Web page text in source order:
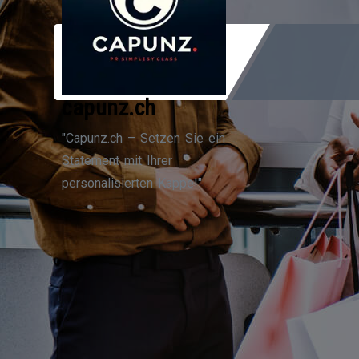
Zum
Inhalt
capunz.ch
"Capunz.ch – Setzen Sie ein
Statement mit Ihrer
personalisierten Kappe!"